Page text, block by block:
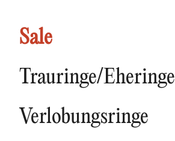
Sale
Trauringe/Eheringe
NEUHEITEN
Verlobungsringe
Olivinen Hulda